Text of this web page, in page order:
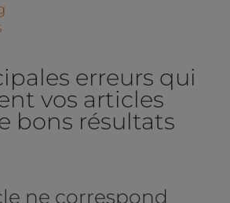
erreurs qui
vos articles
bons résultats
ne correspond